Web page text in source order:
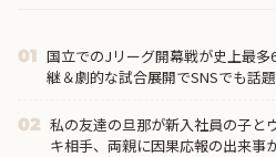
01 国立でのJリーグ開幕戦が史上最
継＆劇的な試合展開でSNSでも話
02 私の友達の旦那が新入社員の子と
キ相手、両親に因果応報の出来事